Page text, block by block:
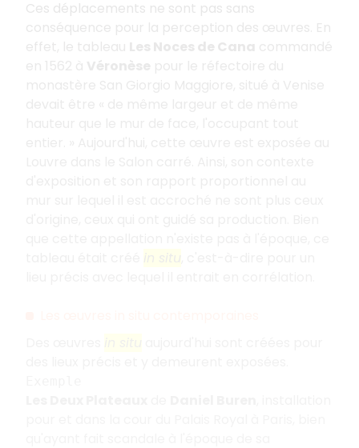
Ces déplacements ne sont pas sans